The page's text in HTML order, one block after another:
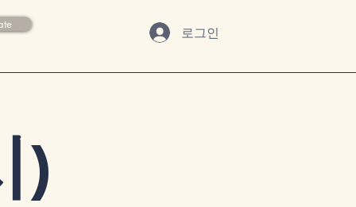
로그인
)